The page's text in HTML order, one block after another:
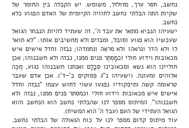
נחשב, חסר ערך, מזולזל, משומש. יש הקבלה בין החומר של
שקיות התה הבלתי נחשב לחוויה הקיומית של האדם הפגוע כלא
נחשב.
ישעיהו הנביא מתאר את עבד ה', זה שעתיד להיות הנבחר הגואל
שעכשיו הוא פגוע וסובל, ומבזים ולא מחשיבים אותו: "לא תואר
לו ולא הדר ונראהו ולא מראֵה ונחמדהו; נבזה וחדל אישים איש
מכאובות וידוע חולי וכמָסְתֶר פנים ממנו, נבזה ולא חשבנוהו; אכן
חוליינו הוא נשא ומכאובינו סְבָלָם ואנחנו חשבנוהו נגוע, מֻכֶּה
אלוהים ומעונה. (ישעיהו נ"ג פסוקים ב'-ד'). אכן אדם שעבר
טראומה קשה ותיפקודיו נפגעו עשוי לחוש עצמו "נבזה וחדל
אישים איש מכאובות וידוע חולי וכמסתר פנים ממנו, נבזה ולא
חשבנוהו". המיתוס מספר לנו שהבלתי נחשב הוא הנחשב והוא
הגואל העתידי של העם (עבד ה' הוא המשיח).
עוד מיתוס קדום מספר לנו על כוח הגאולה של הבלתי נחשב.